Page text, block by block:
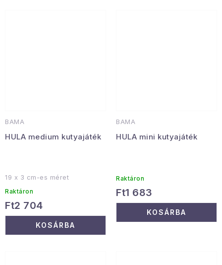
BAMA
HULA medium kutyajáték
19 x 3 cm-es méret
Raktáron
Ft2 704
KOSÁRBA
BAMA
HULA mini kutyajáték
Raktáron
Ft1 683
KOSÁRBA